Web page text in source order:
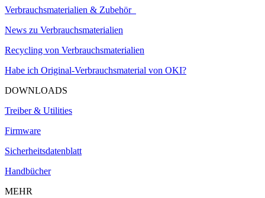
Verbrauchsmaterialien & Zubehör
News zu Verbrauchsmaterialien
Recycling von Verbrauchsmaterialien
Habe ich Original-Verbrauchsmaterial von OKI?
DOWNLOADS
Treiber & Utilities
Firmware
Sicherheitsdatenblatt
Handbücher
MEHR